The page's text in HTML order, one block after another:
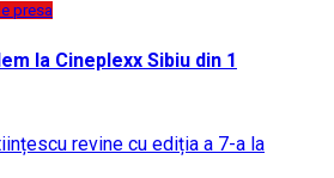
presa
la Cineplexx Sibiu din 1